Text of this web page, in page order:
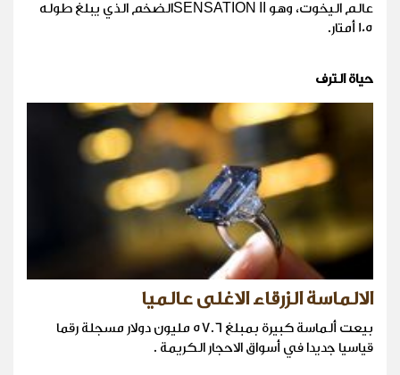
عالم اليخوت، وهو SENSATION IIالضخم الذي يبلغ طوله
105 أمتار.
حياة الترف
الالماسة الزرقاء الاغلى عالميا
بيعت ألماسة كبيرة بمبلغ 57.6 مليون دولار مسجلة رقما
قياسيا جديدا في أسواق الاحجار الكريمة .